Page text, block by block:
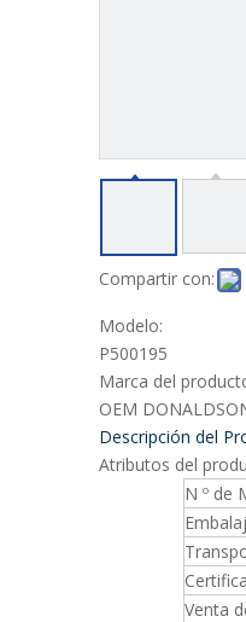
Compartir con:
Modelo:
P500195
Marca del
OEM
Descripción del
Atributos del
N º de
Venta